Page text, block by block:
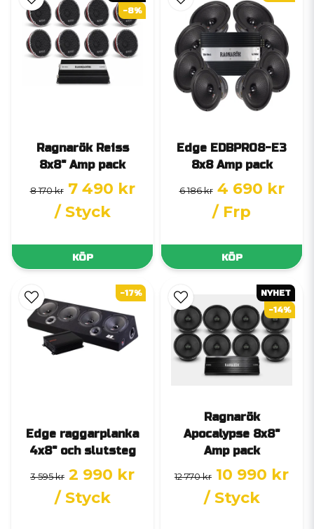
Ragnarök Reiss
8x8" Amp pack
8 170 kr 7 490 kr
/ Styck
KÖP
-8%
Edge EDBPRO8-E3
8x8 Amp pack
6 186 kr 4 690 kr
/ Frp
KÖP
Edge raggarplanka
4x8" och slutsteg
3 595 kr 2 990 kr
/ Styck
-17%
Ragnarök
Apocalypse 8x8"
Amp pack
12 770 kr 10 990 kr
/ Styck
NYHET
-14%